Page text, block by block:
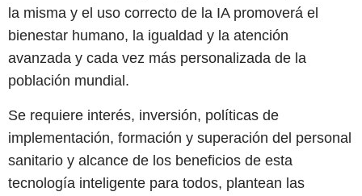
la misma y el uso correcto de la IA promoverá el
bienestar humano, la igualdad y la atención
avanzada y cada vez más personalizada de la
población mundial.
Se requiere interés, inversión, políticas de
implementación, formación y superación del personal
sanitario y alcance de los beneficios de esta
tecnología inteligente para todos, plantean las